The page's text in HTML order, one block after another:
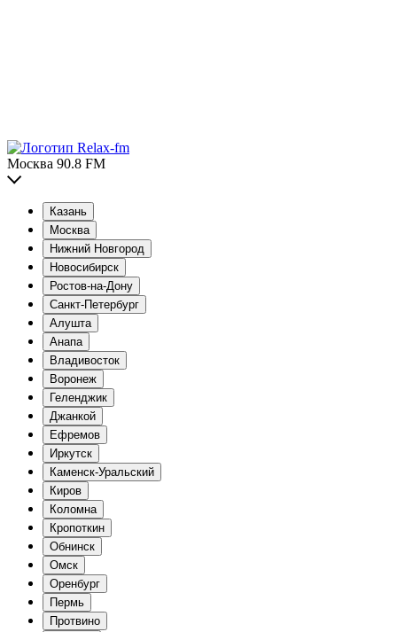
Москва 90.8 FM
Казань
Москва
Нижний Новгород
Новосибирск
Ростов-на-Дону
Санкт-Петербург
Алушта
Анапа
Владивосток
Воронеж
Геленджик
Джанкой
Ефремов
Иркутск
Каменск-Уральский
Киров
Коломна
Кропоткин
Обнинск
Омск
Оренбург
Пермь
Протвино